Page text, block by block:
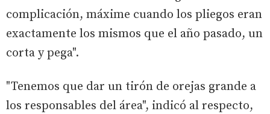
complicación, máxime cuando los pliegos eran
exactamente los mismos que el año pasado, un
corta y pega".
"Tenemos que dar un tirón de orejas grande a
los responsables del área", indicó al respecto,